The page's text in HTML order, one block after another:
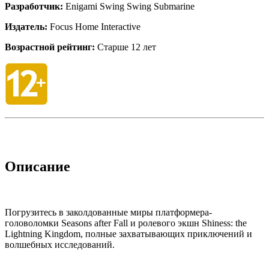
Разработчик: Enigami Swing Swing Submarine
Издатель: Focus Home Interactive
Возрастной рейтинг: Старше 12 лет
Описание
Погрузитесь в заколдованные миры платформера-
головоломки Seasons after Fall и ролевого экшн Shiness: the
Lightning Kingdom, полные захватывающих приключений и
волшебных исследований.